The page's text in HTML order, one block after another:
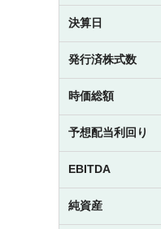
決算日
発行済株式数
時価総額
予想配当利回り
EBITDA
純資産